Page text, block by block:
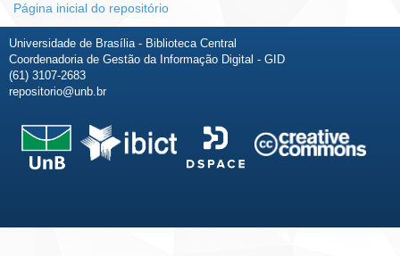
Página inicial do repositório
Universidade de Brasília - Biblioteca Central
Coordenadoria de Gestão da Informação Digital - GID
(61) 3107-2683
repositorio@unb.br